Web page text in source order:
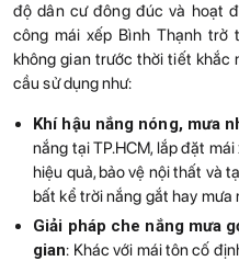
độ dân cư đông đúc và hoạt
công mái xếp Bình Thạnh
không gian trước thời tiết khắc
cầu sử dụng như:
Khí hậu nắng nóng, mưa
nắng tại TP.HCM, lắp đặt
hiệu quả, bảo vệ nội thất và
bất kể trời nắng gắt hay mưa
Giải pháp che nắng mưa
gian: Khác với mái tôn cố